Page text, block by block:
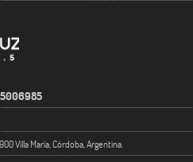
Villa María, Córdoba, Argentina.